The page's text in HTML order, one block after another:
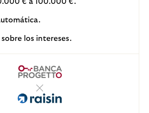
los intereses.